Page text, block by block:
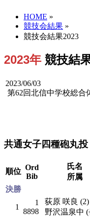
HOME »
競技会結果 »
競技会結果2023
2023年 競技結
2023/06/03
第62回北信中学校総合
共通女子四種砲丸投
順位 Ord
Bib
氏名
所属
決勝
1
1
8898
荻原 咲良 (2)
野沢温泉中